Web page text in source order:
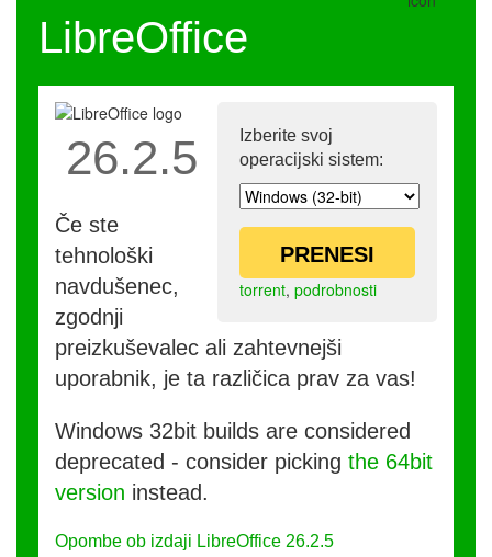
LibreOffice
Izberite svoj
operacijski sistem:
PRENESI
torrent, podrobnosti
26.2.5
Če ste
tehnološki
navdušenec,
zgodnji
preizkuševalec ali zahtevnejši
uporabnik, je ta različica prav za vas!
Windows 32bit builds are considered
deprecated - consider picking the 64bit
version instead.
Opombe ob izdaji LibreOffice 26.2.5